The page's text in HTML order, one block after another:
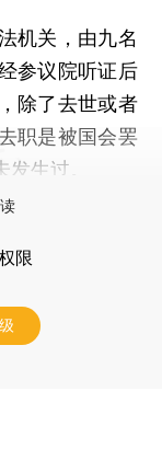
关，由九名
参议院听证后
除了去世或者
职是被国会罢
生过。
限